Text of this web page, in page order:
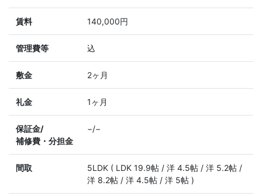
賃料 140,000円
管理費等 込
敷金 2ヶ月
礼金 1ヶ月
保証金/
補修費・分担金
−/−
間取
5LDK ( LDK 19.9帖 / 洋 4.5帖 / 洋 5.2帖 /
洋 8.2帖 / 洋 4.5帖 / 洋 5帖 )